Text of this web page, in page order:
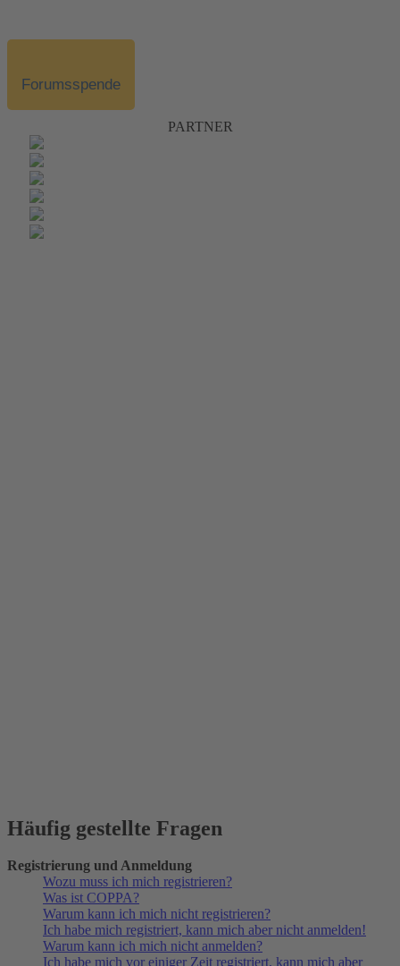
Forumsspende
PARTNER
Häufig gestellte Fragen
Registrierung und Anmeldung
Wozu muss ich mich registrieren?
Was ist COPPA?
Warum kann ich mich nicht registrieren?
Ich habe mich registriert, kann mich aber nicht anmelden!
Warum kann ich mich nicht anmelden?
Ich habe mich vor einiger Zeit registriert, kann mich aber